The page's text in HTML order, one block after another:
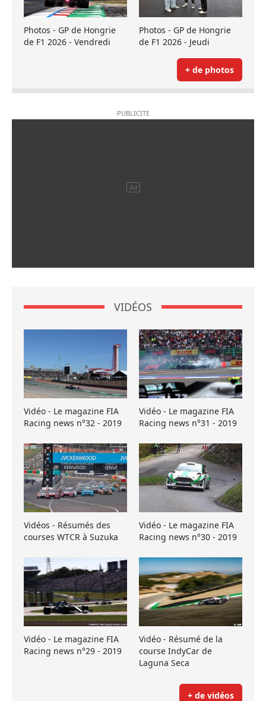
Photos - GP de Hongrie
de F1 2026 - Vendredi
Photos - GP de Hongrie
de F1 2026 - Jeudi
+ de photos
VIDÉOS
Vidéo - Le magazine FIA
Racing news n°32 - 2019
Vidéo - Le magazine FIA
Racing news n°31 - 2019
Vidéos - Résumés des
courses WTCR à Suzuka
Vidéo - Le magazine FIA
Racing news n°30 - 2019
Vidéo - Le magazine FIA
Racing news n°29 - 2019
Vidéo - Résumé de la
course IndyCar de
Laguna Seca
+ de vidéos